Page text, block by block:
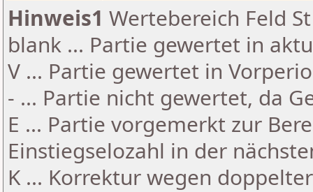
Hinweis1 Wertebereich Feld
blank ... Partie gewertet in
V ... Partie gewertet in
- ... Partie nicht gewertet, da
E ... Partie vorgemerkt zur
Einstiegselozahl in der
K ... Korrektur wegen